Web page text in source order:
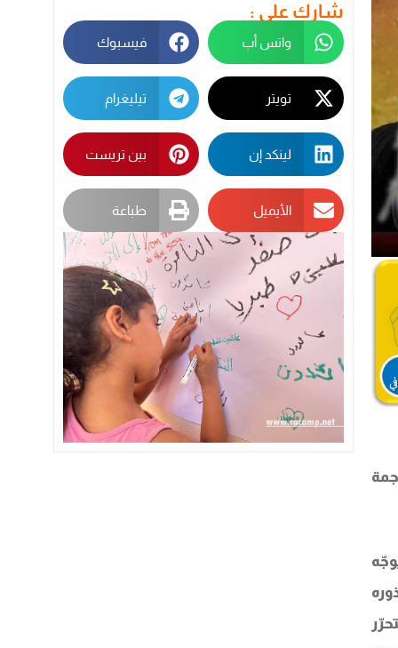
شارك على :
واتس أب فيسبوك
تويتر تيليغرام
لينكد إن بين تريست
الأيميل طباعة